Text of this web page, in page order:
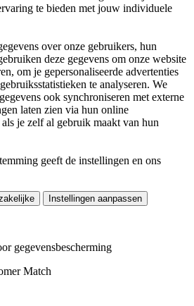
te bieden met jouw individuele
over onze gebruikers, hun
deze gegevens om onze website
om je gepersonaliseerde advertenties
te analyseren. We
ook synchroniseren met externe
laten zien via hun online
je zelf al gebruik maakt van hun
geeft de instellingen en ons
Instellingen aanpassen
gegevensbescherming
Match